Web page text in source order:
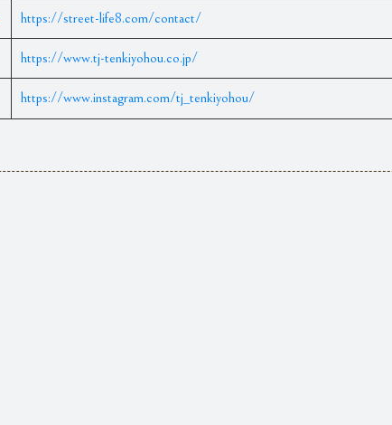
https://street-life8.com/contact/
https://www.tj-tenkiyohou.co.jp/
https://www.instagram.com/tj_tenkiyohou/